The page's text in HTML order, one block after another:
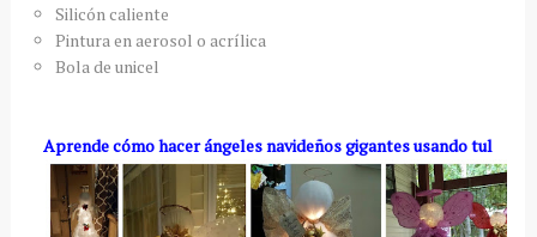
Silicón caliente
Pintura en aerosol o acrílica
Bola de unicel
Aprende cómo hacer ángeles navideños gigantes usando tul